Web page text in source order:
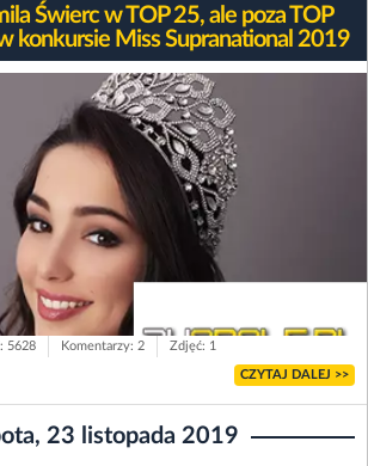
Świerc w TOP 25, ale poza TOP
konkursie Miss Supranational 2019
5628 Komentarzy: 2 Zdjęć: 1
CZYTAJ DALEJ >>
23 listopada 2019